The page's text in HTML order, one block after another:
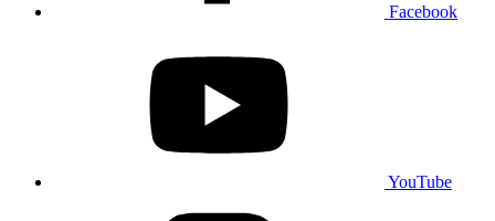
Facebook
YouTube